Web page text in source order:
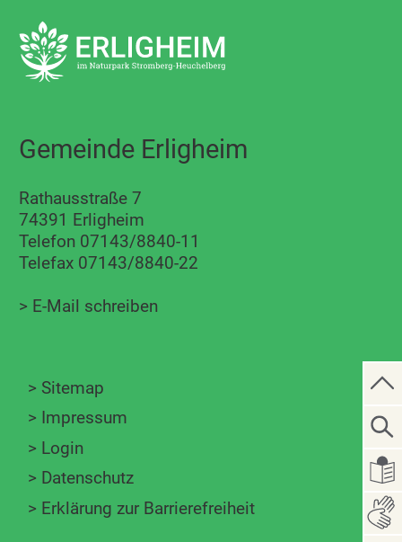
Gemeinde Erligheim
Rathausstraße 7
74391 Erligheim
Telefon 07143/8840-11
Telefax 07143/8840-22
> E-Mail schreiben
> Sitemap
> Impressum
> Login
> Datenschutz
> Erklärung zur Barrierefreiheit